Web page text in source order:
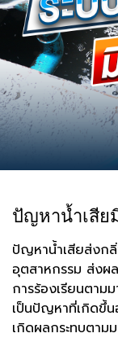
ปัญหาน้ำเสีย
ปัญหาน้ำเสียส่งก
อุตสาหกรรม ส่งผ
การร้องเรียนตาม
เป็นปัญหาที่เกิดขึ้
เกิดผลกระทบตาม